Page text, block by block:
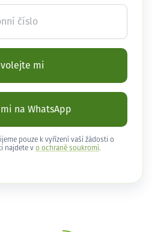
číslo
mi
na WhatsApp
pouze k vyřízení vaší žádosti o
najdete v o ochraně soukromí .